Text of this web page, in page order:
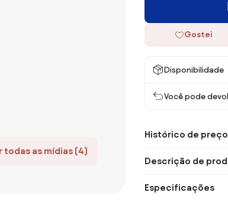
todas as mídias (4)
Gostei
Disponibilidade
Você pode
Histórico de
Descrição de
Especificações